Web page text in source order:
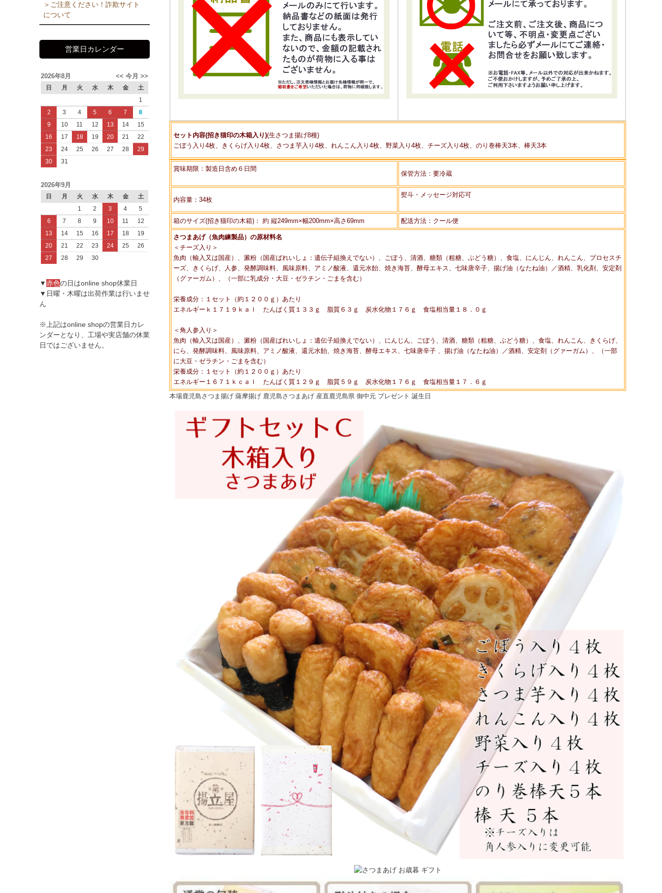
＞ご注意ください！詐欺サイト
について
営業日カレンダー
2026年8月 >>
今月
<<
日 月 火 水 木 金
土
1
2
3 4 5 6 7
8
9
10 11 12 13 14
15
16
17 18 19 20 21
22
23
24 25 26 27 28
29
30
31
2026年9月
日 月 火 水 木 金
土
1
2 3 4
5
6
7 8 9 10 11
12
13
14 15 16 17 18
19
20
21 22 23 24 25
26
27
28 29 30
▼赤色の日はonline shop休業日
▼日曜・木曜は出荷作業は行いませ
ん
※上記はonline shopの営業日カレ
ンダーとなり、工場や実店舗の休業
日ではございません。
セット内容(招き猫印の木箱入り)(生さつま揚げ8種)
ごぼう入り4枚、きくらげ入り4枚、さつま芋入り4枚、れんこん入り4枚、野菜入り4枚、チーズ入り4枚、のり巻棒天3本、棒天3本
賞味期限：製造日含め６日間
保管方法：要冷蔵
内容量：34枚
熨斗・メッセージ対応可
箱のサイズ(招き猫印の木箱)： 約 縦249mm×幅200mm×高さ69mm 配送方法：クール便
さつまあげ（魚肉練製品）の原材料名
＜チーズ入り＞
魚肉（輸入又は国産）、澱粉（国産ばれいしょ：遺伝子組換えでない）、ごぼう、清酒、糖類（粗糖、ぶどう糖）、食塩、にんじん、れんこん、プロセスチ
ーズ、きくらげ、人参、発酵調味料、風味原料、アミノ酸液、還元水飴、焼き海苔、酵母エキス、七味唐辛子、揚げ油（なたね油）／酒精、乳化剤、安定剤
（グァーガム）、（一部に乳成分・大豆・ゼラチン・ごまを含む）
栄養成分：１セット（約１２００ｇ）あたり
エネルギーｋ１７１９ｋａｌ たんぱく質１３３ｇ 脂質６３ｇ 炭水化物１７６ｇ 食塩相当量１８．０ｇ
＜角人参入り＞
魚肉（輸入又は国産）、澱粉（国産ばれいしょ：遺伝子組換えでない）、にんじん、ごぼう、清酒、糖類（粗糖、ぶどう糖）、食塩、れんこん、きくらげ、
にら、発酵調味料、風味原料、アミノ酸液、還元水飴、焼き海苔、酵母エキス、七味唐辛子 、揚げ油（なたね油）／酒精、安定剤（グァーガム）、（一部
に大豆・ゼラチン・ごまを含む）
栄養成分：１セット（約１２００ｇ）あたり
エネルギー１６７１ｋｃａｌ たんぱく質１２９ｇ 脂質５９ｇ 炭水化物１７６ｇ 食塩相当量１７．６ｇ
本場鹿児島さつま揚げ 薩摩揚げ 鹿児島さつまあげ 産直鹿児島県 御中元 プレゼント 誕生日